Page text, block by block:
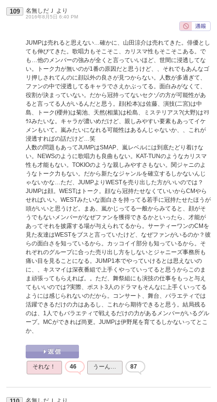
109 名無しだＪ より
2016年8月5日 6:40 PM
JUMPは売れると思えない…確かに、山田涼介は売れてきた。俳優とし
ても伸びてきた。歌唱力もそこそこ、カリスマ性もそこそこある。で
も…他のメンバーの強みが全くと言っていいほど、世間に浸透してな
い。トーク力が無いのが1番の原因だと思うけど、、それでもあんなゴ
リ押しされてんのに顔以外の良さが見つからない。人数が多過ぎて、
ファンの中で浸透してるキャラでさえかぶってる。面白みがなくて、
役割が決まっていない。だから冠持ってないセクゾの方が可能性があ
ると言ってる人がいるんだと思う。顔(松本)は佐藤、演技(二宮)は中
島、トーク(櫻井)は菊池、天然(相葉)は松島、ミステリアス?(大野)はﾏﾘ
ｳｽみたいな。キャラが濃いめだけど、親しみやすい要素もあってイケ
メンもいて。嵐みたいになれる可能性はあるんじゃないか、、これが
浸透すればの話だけど…笑
人数の問題もあってJUMPはSMAP、嵐レベルには到底たどり着けな
い。NEWSのように歌唱力も良曲もない。KAT-TUNのようなカリスマ
性も才能もない。TOKIOのような親しみやすさもない。関ジャニのよ
うなトーク力もない。だから新たなジャンルを確立するしかないんじ
ゃないかな…ただ、JUMPよりWESTを売り出した方がいいのでは？
JUMPは顔。WESTはトーク。顔なら冠持たせなくていいからCMやら
せればいい。WESTみたいな面白さを持ってる若手に冠持たせたほうが
頭がいいと思うけど。まあ、嵐かじってる一般からみてると、顔がそ
うでもないメンバーがなぜファンを獲得できるかといったら、才能が
あってそれを披露する場が与えられてるから。サーティーワンのCMを
見た友達はWESTをブスと言っていたけど、なぜファンがいるのか？彼
らの面白さを知っているから。カッコイイ部分も知っているから。そ
れぞれのグループに合った売り出し方をしないとジャニーズ事務所も
痛い目を見ることになる。JUMP1本でやっていけるとは思えないの
に、、キスマイは深夜番組で上手くやっていってると思うからこのま
ま頑張ってもらえれば。。ただ、舞祭組にも演技の仕事をもっと与え
てもいいのでは?実際、ポスト3人のドラマもそんなに上手くいってる
ようには感じられないのだから。コンサート、舞台、バラエティでは
活躍できるだけの力はあるし、これから期待できると思う。結局残る
のは、1人でもバラエティで戦えるだけの力があるメンバーがいるグル
ープ。MCができれば尚更。JUMPは伊野尾を育てるしかないってとこ
か、
それな！ 46 うーん… 87
名無しだＪ より